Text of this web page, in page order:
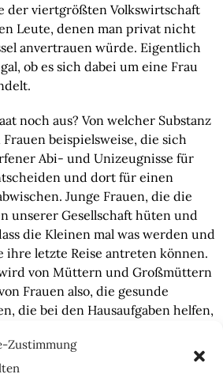
Zustimmung
der viertgrößten Volkswirtschaft
Leute, denen man privat nicht
anvertrauen würde. Eigentlich
ob es sich dabei um eine Frau
noch aus? Von welcher Substanz
beispielsweise, die sich
Abi- und Unizeugnisse für
und dort für einen
Junge Frauen, die die
unserer Gesellschaft hüten und
die Kleinen mal was werden und
ihre letzte Reise antreten können.
von Müttern und Großmüttern
Frauen also, die gesunde
die bei den Hausaufgaben helfen,
Jahrzehnten von diesen
als „Dummchen am Herd“,